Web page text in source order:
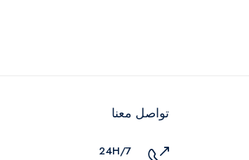
تواصل معنا
24H/7